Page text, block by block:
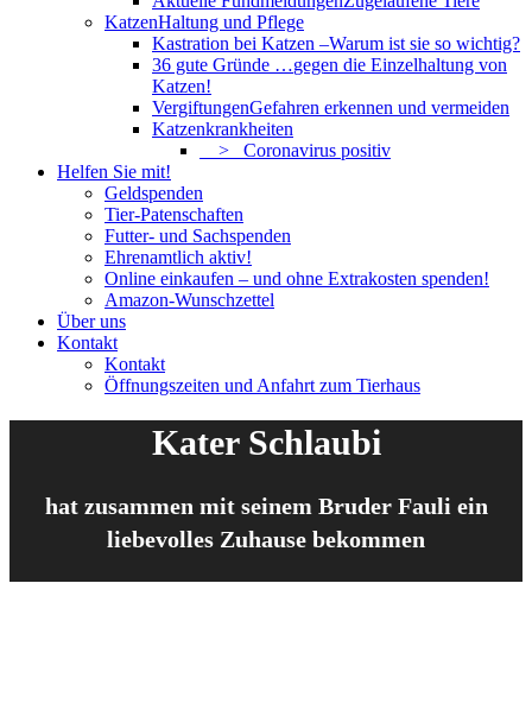
KatzenHaltung und Pflege
Kastration bei Katzen –Warum ist sie so wichtig?
36 gute Gründe …gegen die Einzelhaltung von
Katzen!
VergiftungenGefahren erkennen und vermeiden
Katzenkrankheiten
> Coronavirus positiv
Helfen Sie mit!
Geldspenden
Tier-Patenschaften
Futter- und Sachspenden
Ehrenamtlich aktiv!
Online einkaufen – und ohne Extrakosten spenden!
Amazon-Wunschzettel
Über uns
Kontakt
Kontakt
Öffnungszeiten und Anfahrt zum Tierhaus
Kater Schlaubi
hat zusammen mit seinem Bruder Fauli ein
liebevolles Zuhause bekommen